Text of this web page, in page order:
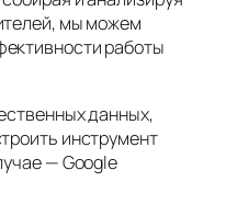
мы можем
работы
данных,
инструмент
— Google